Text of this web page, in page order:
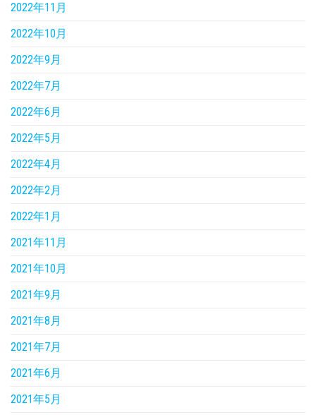
2022年11月
2022年10月
2022年9月
2022年7月
2022年6月
2022年5月
2022年4月
2022年2月
2022年1月
2021年11月
2021年10月
2021年9月
2021年8月
2021年7月
2021年6月
2021年5月